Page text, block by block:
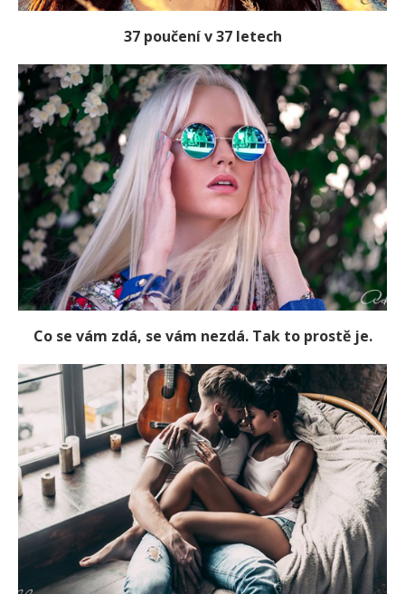
37 poučení v 37 letech
Co se vám zdá, se vám nezdá. Tak to prostě je.